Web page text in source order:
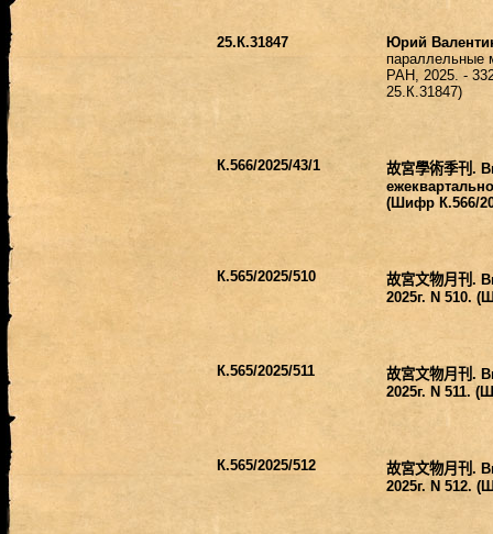
25.К.31847
Юрий
РАН, 2025. -
25.К.31847)
К.566/2025/43/1 故宮學術季刊.
(Шифр К.566/
К.565/2025/510 故宮文物月刊.
2025г. N 510.
К.565/2025/511 故宮文物月刊.
2025г. N 511.
К.565/2025/512 故宮文物月刊.
2025г. N 512.